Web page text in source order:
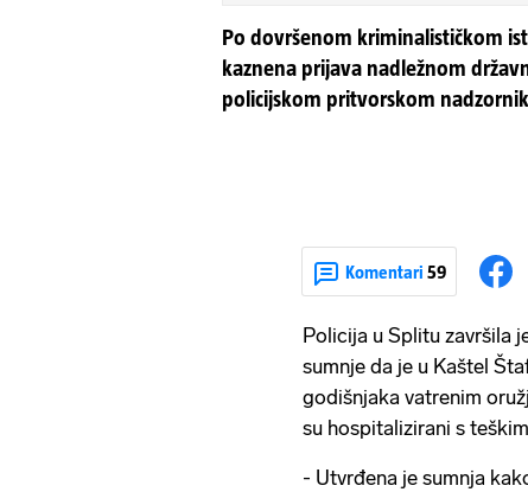
Po dovršenom kriminalističkom
kaznena prijava nadležnom
policijskom pritvorskom
Komentari 59
Policija u Splitu završila
sumnje da je u Kaštel
godišnjaka vatrenim
su hospitalizirani s
- Utvrđena je sumnja